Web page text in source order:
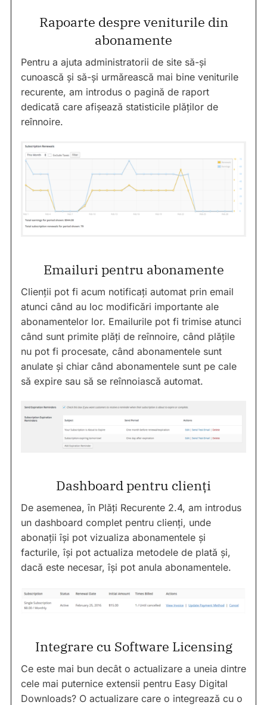
Rapoarte despre veniturile din
abonamente
Pentru a ajuta administratorii de site să-și
cunoască și să-și urmărească mai bine veniturile
recurente, am introdus o pagină de raport
dedicată care afișează statisticile plăților de
reînnoire.
Emailuri pentru abonamente
Clienții pot fi acum notificați automat prin email
atunci când au loc modificări importante ale
abonamentelor lor. Emailurile pot fi trimise atunci
când sunt primite plăți de reînnoire, când plățile
nu pot fi procesate, când abonamentele sunt
anulate și chiar când abonamentele sunt pe cale
să expire sau să se reînnoiască automat.
Dashboard pentru clienți
De asemenea, în Plăți Recurente 2.4, am introdus
un dashboard complet pentru clienți, unde
abonații își pot vizualiza abonamentele și
facturile, își pot actualiza metodele de plată și,
dacă este necesar, își pot anula abonamentele.
Integrare cu Software Licensing
Ce este mai bun decât o actualizare a uneia dintre
cele mai puternice extensii pentru Easy Digital
Downloads? O actualizare care o integrează cu o